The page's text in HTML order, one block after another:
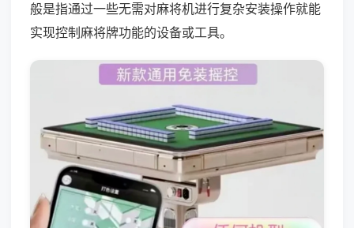
般是指通过一些无需对麻将机进行复杂安装操作就能
实现控制麻将牌功能的设备或工具。